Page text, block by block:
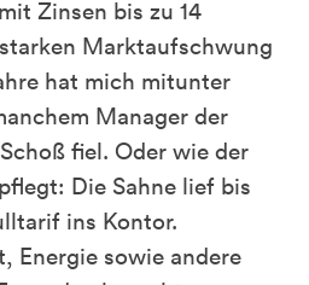
Zinsen bis zu 14
Marktaufschwung
hat mich mitunter
Manager der
fiel. Oder wie der
Die Sahne lief bis
ins Kontor.
Energie sowie andere